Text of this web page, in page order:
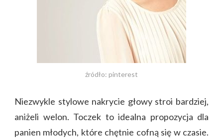
źródło: pinterest
Niezwykle stylowe nakrycie głowy stroi bardziej,
aniżeli welon. Toczek to idealna propozycja dla
panien młodych, które chętnie cofną się w czasie.